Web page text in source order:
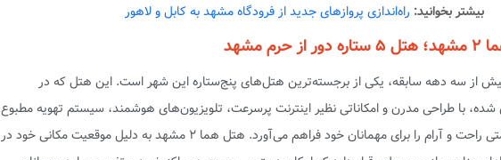
بیشتر بخوانید: راه‌اندازی پروازهای جدید از فرودگاه مشهد به کابل و لاهور
از سه دهه سابقه، یکی از برجسته‌ترین هتل‌های پنج‌ستاره این شهر است. این هتل که در
با طراحی مدرن و امکاناتی نظیر اینترنت پرسرعت، تلویزیون‌های هوشمند، سیستم تهویه مطبوع
و اتاق‌های لوکس، اقامتی راحت و آرام را برای مهمانان خود فراهم می‌آورد. هتل هما ۲ مشهد به دلیل موقعیت مکانی خود در